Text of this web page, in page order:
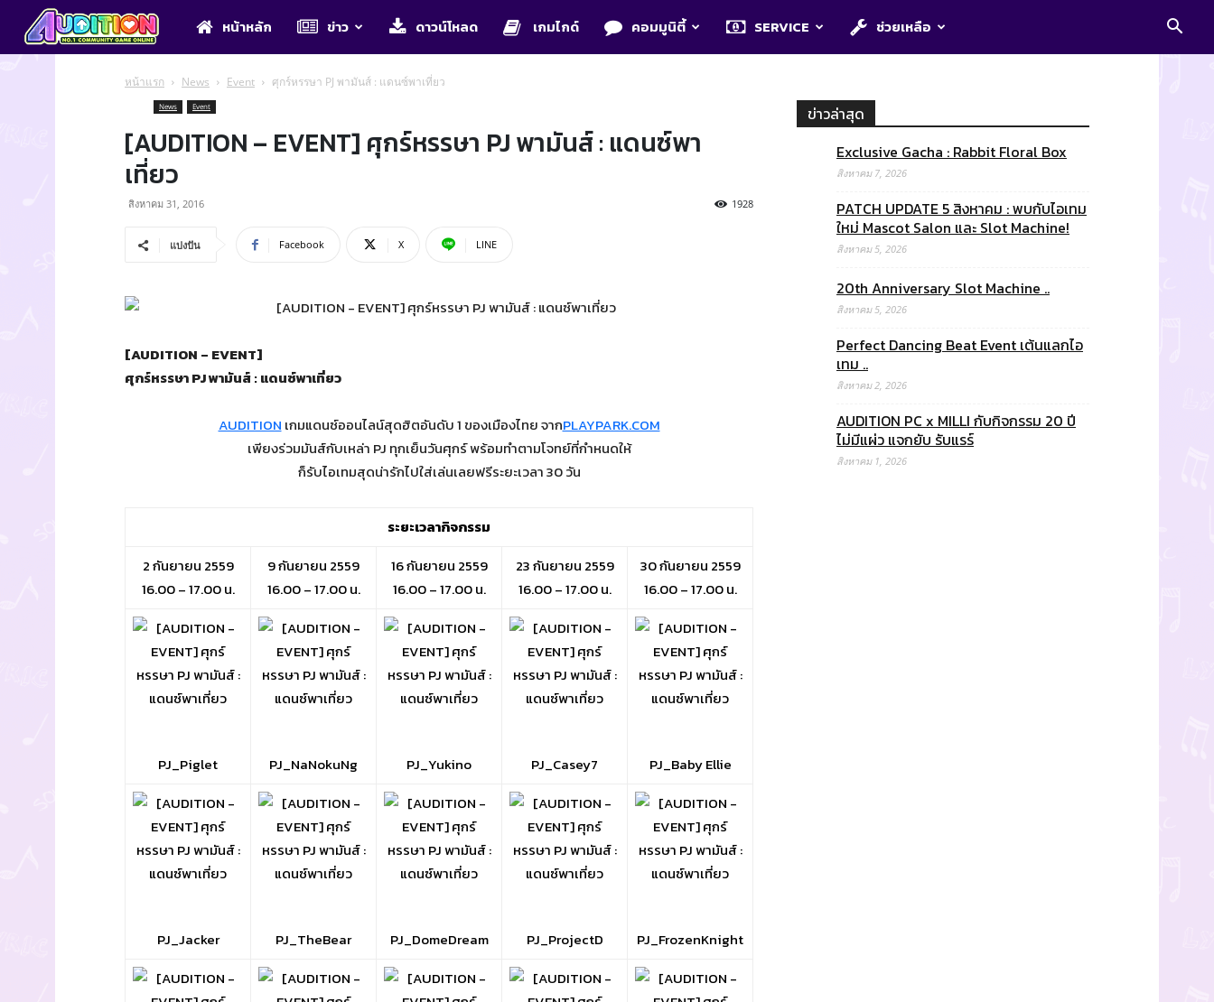
Auditionหน้าหลัก ข่าว ดาวน์โหลด เกมไกด์ คอมมูนิตี้ SERVICE ช่วยเหลือ
หน้าแรก News Event ศุกร์หรรษา PJ พามันส์ : แดนซ์พาเที่ยว
News Event
[AUDITION – EVENT] ศุกร์หรรษา PJ พามันส์ : แดนซ์พา
เที่ยว
สิงหาคม 31, 2016 1928
แบ่งปัน Facebook X LINE
[AUDITION – EVENT]
ศุกร์หรรษา PJ พามันส์ : แดนซ์พาเที่ยว
AUDITION เกมแดนซ์ออนไลน์สุดฮิตอันดับ 1 ของเมืองไทย จากPLAYPARK.COM
เพียงร่วมมันส์กับเหล่า PJ ทุกเย็นวันศุกร์ พร้อมทำตามโจทย์ที่กำหนดให้
ก็รับไอเทมสุดน่ารักไปใส่เล่นเลยฟรีระยะเวลา 30 วัน
ระยะเวลากิจกรรม
2 กันยายน 2559
16.00 – 17.00 น.
9 กันยายน 2559
16.00 – 17.00 น.
16 กันยายน 2559
16.00 – 17.00 น.
23 กันยายน 2559
16.00 – 17.00 น.
30 กันยายน 2559
16.00 – 17.00 น.
PJ_Piglet PJ_NaNokuNg PJ_Yukino PJ_Casey7 PJ_Baby Ellie
PJ_Jacker PJ_TheBear PJ_DomeDream PJ_ProjectD PJ_FrozenKnight
ข่าวล่าสุด
Exclusive Gacha : Rabbit Floral Box
สิงหาคม 7, 2026
PATCH UPDATE 5 สิงหาคม : พบกับไอเทม
ใหม่ Mascot Salon และ Slot Machine!
สิงหาคม 5, 2026
20th Anniversary Slot Machine ..
สิงหาคม 5, 2026
Perfect Dancing Beat Event เต้นแลกไอ
เทม ..
สิงหาคม 2, 2026
AUDITION PC x MILLI กับกิจกรรม 20 ปี
ไม่มีแผ่ว แจกยับ รับแรร์
สิงหาคม 1, 2026